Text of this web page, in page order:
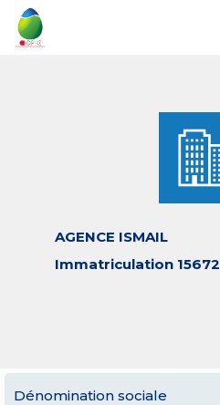
AGENCE ISMAIL
Immatriculation 15672
Dénomination sociale